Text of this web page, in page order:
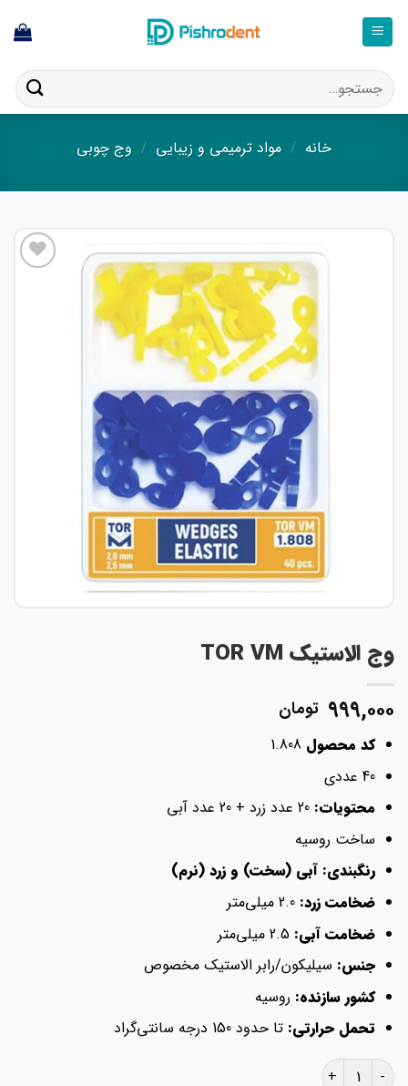
جستجو
برای:
خانه / مواد ترمیمی و زیبایی / وج چوبی
وج الاستیک TOR VM
۹۹۹,۰۰۰ تومان
کد محصول
40 عددی
محتویات:
ساخت روسیه
رنگبندی: آبی (سخت) و زرد (نرم)
ضخامت زرد:
ضخامت آبی:
جنس: سیلیکون/رابر الاستیک مخصوص
کشور سازنده: روسیه
تحمل حرارتی: تا حدود 150 درجه سانتی‌گراد
وج الاستیک TOR VM عدد